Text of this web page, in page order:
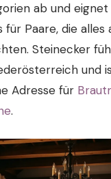
ab und eignet
für Paare, die alles
Steinecker
und
Adresse für
.